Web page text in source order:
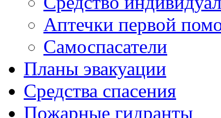
Аптечки первой
Самоспасатели
Планы эвакуации
Средства спасения
Пожарные гидранты